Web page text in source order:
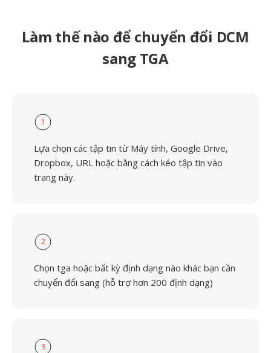
Làm thế nào để chuyển đổi DCM
sang TGA
1
Lựa chọn các tập tin từ Máy tính, Google Drive,
Dropbox, URL hoặc bằng cách kéo tập tin vào
trang này.
2
Chọn tga hoặc bất kỳ định dạng nào khác bạn cần
chuyển đổi sang (hỗ trợ hơn 200 định dạng)
3